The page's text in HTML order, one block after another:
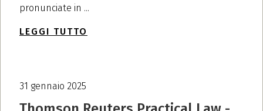
pronunciate in ...
LEGGI TUTTO
31 gennaio 2025